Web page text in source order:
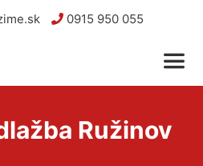
0915 950 055
Ružinov